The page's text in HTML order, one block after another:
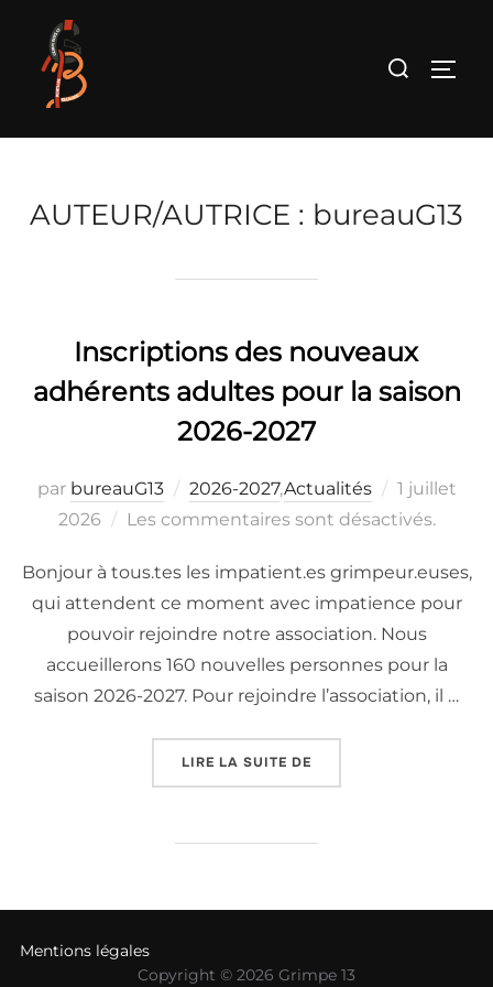
contenu
Rechercher :
AUTEUR/AUTRICE : bureauG13
Inscriptions des nouveaux
adhérents adultes pour la saison
2026-2027
par bureauG13 2026-2027,Actualités
Publié
le
1 juillet
2026
Les commentaires sont désactivés.
Bonjour à tous.tes les impatient.es grimpeur.euses,
qui attendent ce moment avec impatience pour
pouvoir rejoindre notre association. Nous
accueillerons 160 nouvelles personnes pour la
saison 2026-2027. Pour rejoindre l’association, il …
LIRE LA SUITE DE
Mentions légales
Copyright © 2026 Grimpe 13